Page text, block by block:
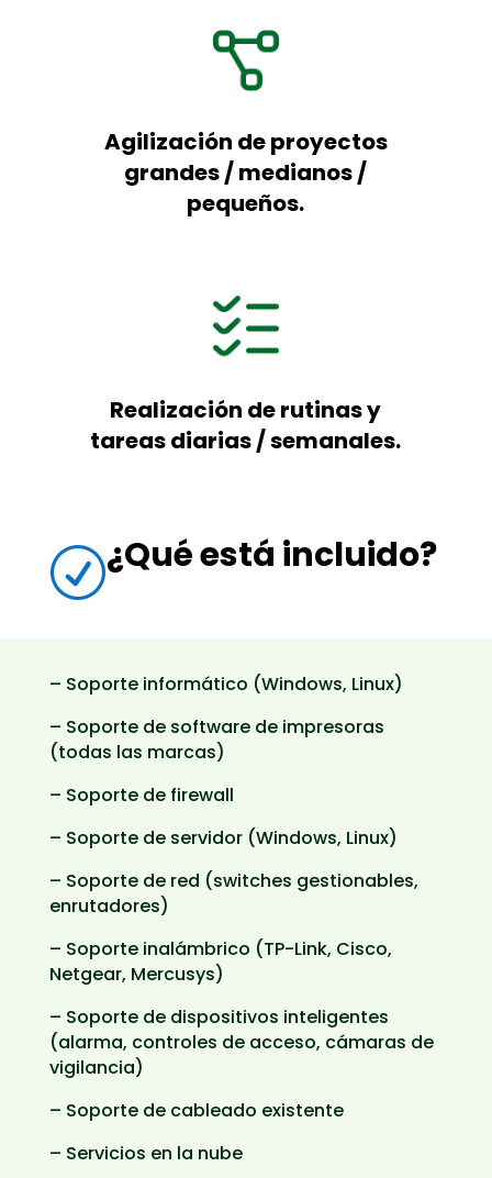
Agilización de proyectos
grandes / medianos /
pequeños.
Realización de rutinas y
tareas diarias / semanales.
R¿Qué está incluido?
– Soporte informático (Windows, Linux)
– Soporte de software de impresoras
(todas las marcas)
– Soporte de firewall
– Soporte de servidor (Windows, Linux)
– Soporte de red (switches gestionables,
enrutadores)
– Soporte inalámbrico (TP-Link, Cisco,
Netgear, Mercusys)
– Soporte de dispositivos inteligentes
(alarma, controles de acceso, cámaras de
vigilancia)
– Soporte de cableado existente
– Servicios en la nube